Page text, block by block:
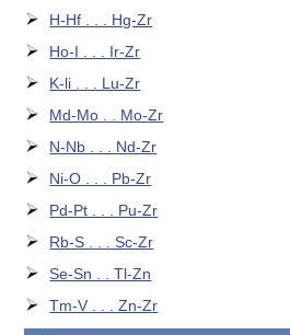
H-Hf . . . Hg-Zr
Ho-I . . . Ir-Zr
K-li . . . Lu-Zr
Md-Mo . . Mo-Zr
N-Nb . . . Nd-Zr
Ni-O . . . Pb-Zr
Pd-Pt . . . Pu-Zr
Rb-S . . . Sc-Zr
Se-Sn . . Tl-Zn
Tm-V . . . Zn-Zr